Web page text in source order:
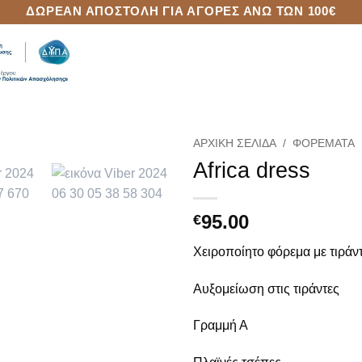
ΔΩΡΕΆΝ ΑΠΟΣΤΟΛΉ ΓΙΑ ΑΓΟΡΈΣ ΆΝΩ ΤΩΝ 100€
Wishlist
ΑΡΧΙΚΉ ΣΕΛΊΔΑ / ΦΟΡΈΜΑΤΑ
Africa dress
€95.00
Χειροποίητο φόρεμα με
Αυξομείωση στις τιράντες
Γραμμή Α